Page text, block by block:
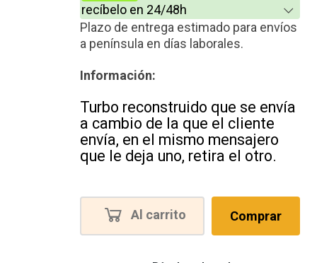
recíbelo en 24/48h
Plazo de entrega estimado para envíos
a península en días laborales.
Información:
Turbo reconstruido que se envía
a cambio de la que el cliente
envía, en el mismo mensajero
que le deja uno, retira el otro.
Al carrito Comprar